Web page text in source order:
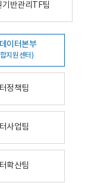
기반관리TF팀
이터본부
지원센터)
정책팀
사업팀
확산팀